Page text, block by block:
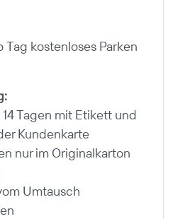
Tag kostenloses Parken
Tagen mit Etikett und
Kundenkarte
nur im Originalkarton
Umtausch